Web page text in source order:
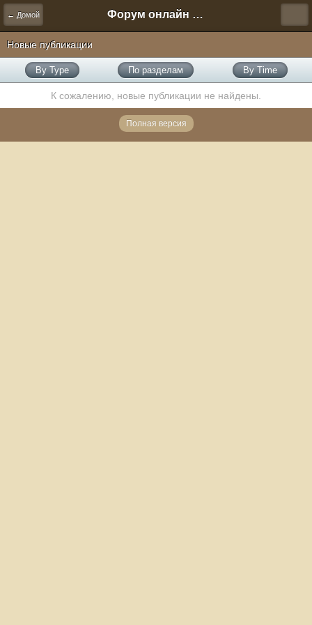
← Домой Форум онлайн игры "Новая Эра" (Нюра Биз)
Новые публикации
By Type По разделам By Time
К сожалению, новые публикации не найдены.
Полная версия